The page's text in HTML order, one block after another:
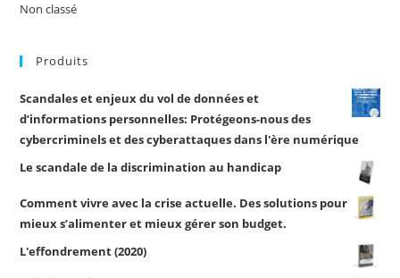
Non classé
Produits
Scandales et enjeux du vol de données et
d’informations personnelles: Protégeons-nous des
cybercriminels et des cyberattaques dans l'ère numérique
Le scandale de la discrimination au handicap
Comment vivre avec la crise actuelle. Des solutions pour
mieux s’alimenter et mieux gérer son budget.
L'effondrement (2020)